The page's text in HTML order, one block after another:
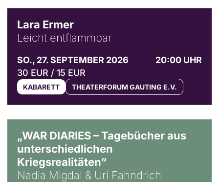
Lara Ermer
Leicht entflammbar
SO., 27. SEPTEMBER 2026
20:00 UHR
30 EUR / 15 EUR
KABARETT THEATERFORUM GAUTING E.V.
„WAR DIARIES – Tagebücher aus
unterschiedlichen
Kriegsrealitäten“
Nadia Migdal & Uri Fahndrich